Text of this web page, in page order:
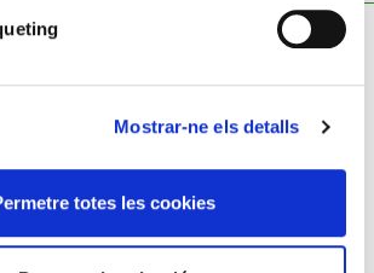
Mostrar-ne els detalls
totes les cookies
Política de privacitat
Avís legal